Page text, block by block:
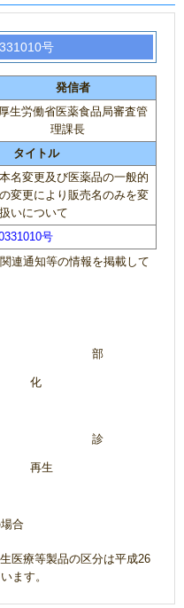
号
発信者
厚生労働省医薬食品局審査管
理課長
タイトル
名変更及び医薬品の一般的
変更により販売名のみを変
いについて
号
連通知等の情報を掲載して
部
化
診
再生
合
医療等製品の区分は平成26
ます。